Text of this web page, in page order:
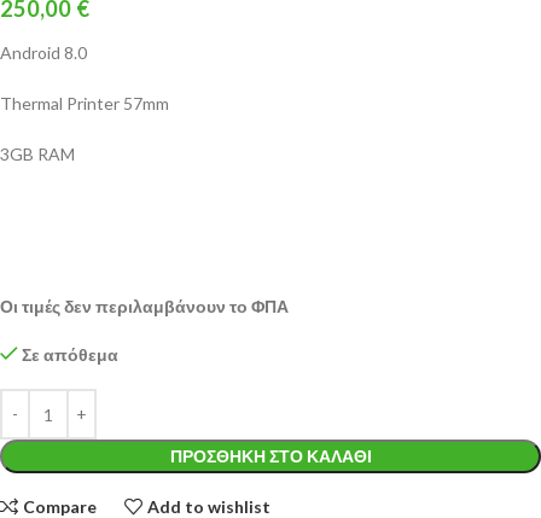
250,00 €
Android 8.0
Thermal Printer 57mm
3GB RAM
Οι τιμές δεν περιλαμβάνουν το ΦΠΑ
Σε απόθεμα
ΠΡΟΣΘΉΚΗ ΣΤΟ ΚΑΛΆΘΙ
Compare Add to wishlist